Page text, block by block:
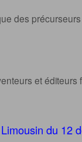
des
et éditeurs
du 12